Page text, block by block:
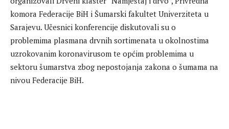
komora Federacije BiH i Šumarski fakultet Univerziteta u
Sarajevu. Učesnici konferencije diskutovali su o
problemima plasmana drvnih sortimenata u okolnostima
uzrokovanim koronavirusom te općim problemima u
sektoru šumarstva zbog nepostojanja zakona o šumama na
nivou Federacije BiH.